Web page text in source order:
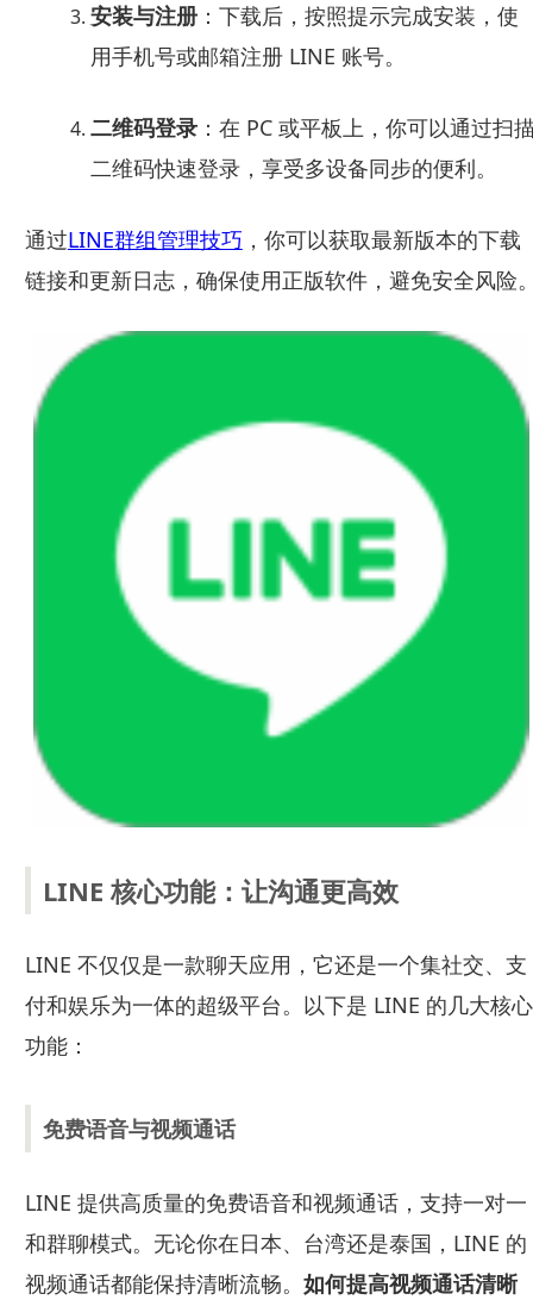
安装与注册：下载后，按照提示完成安装，使
用手机号或邮箱注册 LINE 账号。
二维码登录：在 PC 或平板上，你可以通过扫
二维码快速登录，享受多设备同步的便利。
通过LINE群组管理技巧 ，你可以获取最新版本的下载
链接和更新日志，确保使用正版软件，避免安全风险
LINE 核心功能：让沟通更高效
LINE 不仅仅是一款聊天应用，它还是一个集社交、支
付和娱乐为一体的超级平台。以下是 LINE 的几大核心
功能：
免费语音与视频通话
LINE 提供高质量的免费语音和视频通话，支持一对一
和群聊模式。无论你在日本、台湾还是泰国，LINE 的
视频通话都能保持清晰流畅。 如何提高视频通话清晰